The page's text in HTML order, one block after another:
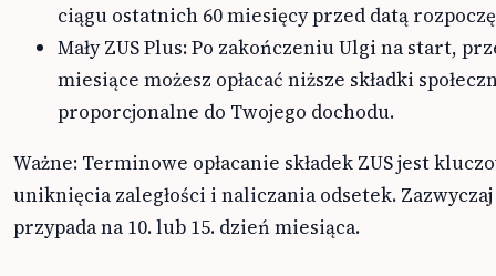
ciągu ostatnich 60 miesięcy przed datą
Mały ZUS Plus: Po zakończeniu Ulgi na start,
miesiące możesz opłacać niższe składki
proporcjonalne do Twojego dochodu.
Ważne: Terminowe opłacanie składek ZUS jest
uniknięcia zaległości i naliczania odsetek. Zazwyczaj
przypada na 10. lub 15. dzień miesiąca.